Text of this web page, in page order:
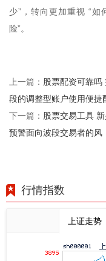
少”，转向更加重视 “如
险”。
上一篇： 股票配资可靠吗
段的调整型账户使用便捷
下一篇： 股票交易工具
预警面向波段交易者的风
行情指数
上证走势